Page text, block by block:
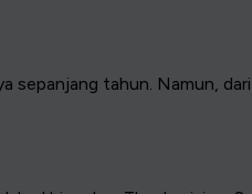
tahun. Namun,